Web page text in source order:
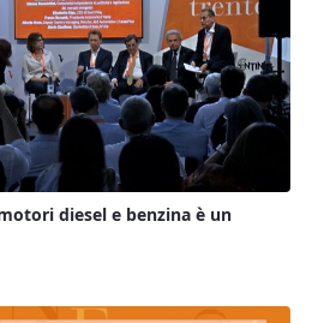
diesel e benzina è un